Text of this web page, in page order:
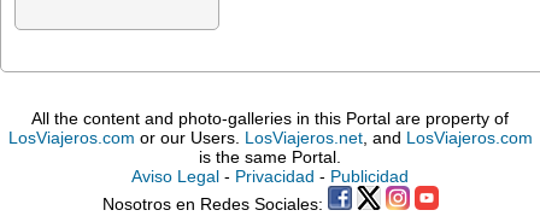
All the content and photo-galleries in this Portal are property of
LosViajeros.com or our Users. LosViajeros.net, and LosViajeros.com
is the same Portal.
Aviso Legal - Privacidad - Publicidad
Nosotros en Redes Sociales: